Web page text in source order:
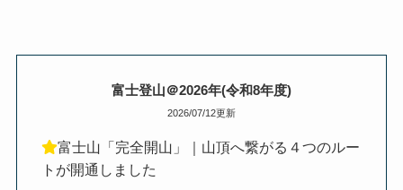
富士登山＠2026年(令和8年度)
2026/07/12更新
富士山「完全開山」｜山頂へ繋がる４つのルー
トが開通しました